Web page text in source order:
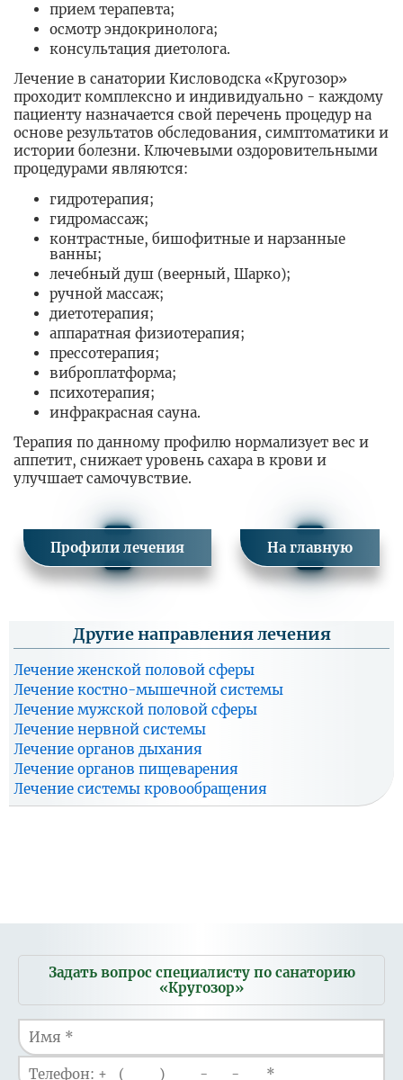
прием терапевта;
осмотр эндокринолога;
консультация диетолога.
Лечение в санатории Кисловодска «Кругозор»
проходит комплексно и индивидуально - каждому
пациенту назначается свой перечень процедур на
основе результатов обследования, симптоматики и
истории болезни. Ключевыми оздоровительными
процедурами являются:
гидротерапия;
гидромассаж;
контрастные, бишофитные и нарзанные
ванны;
лечебный душ (веерный, Шарко);
ручной массаж;
диетотерапия;
аппаратная физиотерапия;
прессотерапия;
виброплатформа;
психотерапия;
инфракрасная сауна.
Терапия по данному профилю нормализует вес и
аппетит, снижает уровень сахара в крови и
улучшает самочувствие.
Профили лечения На главную
Другие направления лечения
Лечение женской половой сферы
Лечение костно-мышечной системы
Лечение мужской половой сферы
Лечение нервной системы
Лечение органов дыхания
Лечение органов пищеварения
Лечение системы кровообращения
Мобильное
менюЗадать вопрос специалисту по санаторию
«Кругозор»